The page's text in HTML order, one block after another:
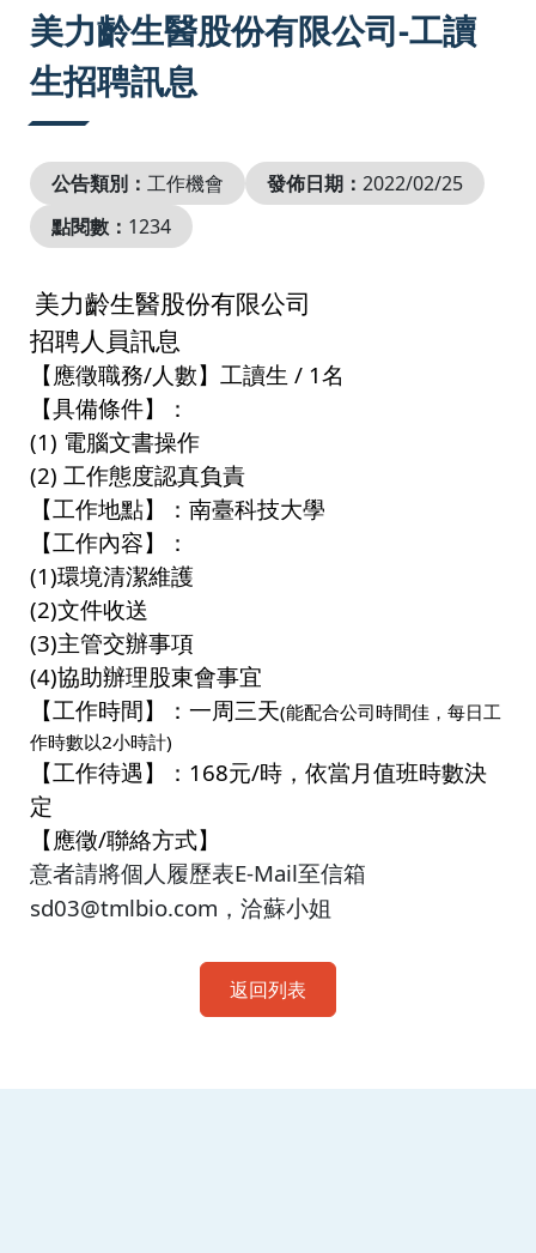
美力齡生醫股份有限公司-工讀
生招聘訊息
公告類別： 工作機會 發佈日期： 2022/02/25
點閱數： 1234
美力齡生醫股份有限公司
招聘人員訊息
【應徵職務/人數】工讀生 / 1名
【具備條件】：
(1) 電腦文書操作
(2) 工作態度認真負責
【工作地點】：南臺科技大學
【工作內容】：
(1)環境清潔維護
(2)文件收送
(3)主管交辦事項
(4)協助辦理股東會事宜
【工作時間】：一周三天(能配合公司時間佳，每日工
作時數以2小時計)
【工作待遇】： 168元/時，依當月值班時數決
定
【應徵/聯絡方式】
意者請將個人履歷表E-Mail至信箱
sd03@tmlbio.com ，洽蘇小姐
返回列表